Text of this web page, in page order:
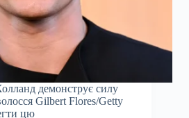
демонструє силу
Gilbert Flores/Getty
цю